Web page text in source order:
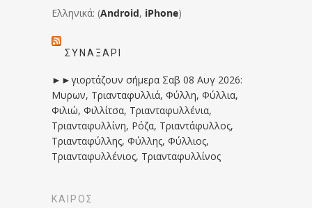
Ελληνικά: (Android, iPhone)
ΣΥΝΑΞΆΡΙ
►►γιορτάζουν σήμερα Σαβ 08 Αυγ 2026:
Μυρων, Τριανταφυλλιά, Φύλλη, Φύλλια,
Φιλιώ, Φιλλίτσα, Τριανταφυλλένια,
Τριανταφυλλίνη, Ρόζα, Τριαντάφυλλος,
Τριανταφύλλης, Φύλλης, Φύλλιος,
Τριανταφυλλένιος, Τριανταφυλλίνος
ΚΑΙΡΟΣ